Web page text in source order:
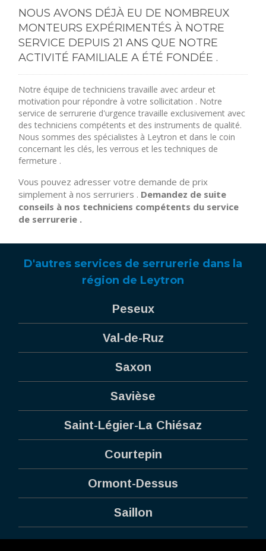
NOUS AVONS DÉJÀ EU DE NOMBREUX
MONTEURS EXPÉRIMENTÉS À NOTRE
SERVICE DEPUIS 21 ANS QUE NOTRE
ACTIVITÉ FAMILIALE A ÉTÉ FONDÉE .
Notre équipe de techniciens travaille avec ardeur et
motivation pour répondre à votre sollicitation . Notre
service de serrurerie d'urgence travaille exclusivement avec
des techniciens compétents et des instruments de qualité.
Nous sommes des spécialistes à Leytron et dans le coin
concernant les clés, les verrous et les techniques de
fermeture .
Vous pouvez adresser votre demande de prix
simplement à nos serruriers . Demandez de suite
conseils à nos techniciens compétents du service
de serrurerie .
D'autres services de serrurerie dans la
région de Leytron
Peseux
Val-de-Ruz
Saxon
Savièse
Saint-Légier-La Chiésaz
Courtepin
Ormont-Dessus
Saillon